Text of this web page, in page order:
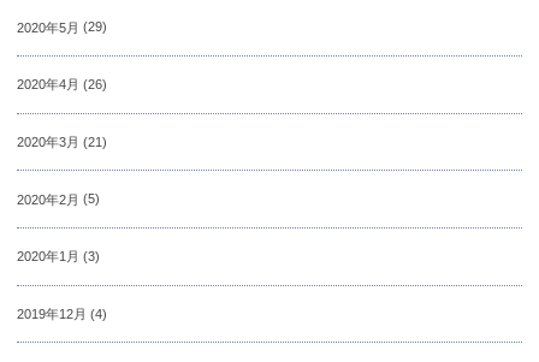
2020年5月 (29)
2020年4月 (26)
2020年3月 (21)
2020年2月 (5)
2020年1月 (3)
2019年12月 (4)